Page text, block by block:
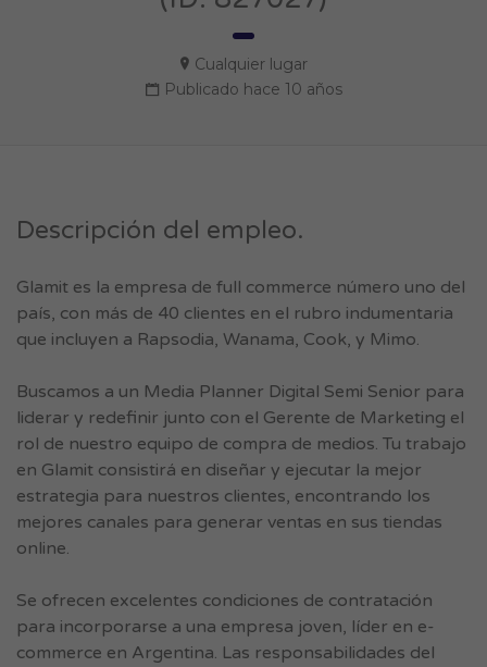
Cualquier lugar
Publicado hace 10 años
Descripción del empleo.
Glamit es la empresa de full commerce número uno del
país, con más de 40 clientes en el rubro indumentaria
que incluyen a Rapsodia, Wanama, Cook, y Mimo.
Buscamos a un Media Planner Digital Semi Senior para
liderar y redefinir junto con el Gerente de Marketing el
rol de nuestro equipo de compra de medios. Tu trabajo
en Glamit consistirá en diseñar y ejecutar la mejor
estrategia para nuestros clientes, encontrando los
mejores canales para generar ventas en sus tiendas
online.
Se ofrecen excelentes condiciones de contratación
para incorporarse a una empresa joven, líder en e-
commerce en Argentina. Las responsabilidades del